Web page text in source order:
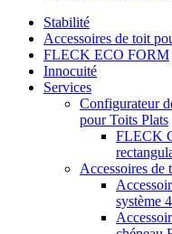
Stabilité
Accessoires de toit
FLECK ECO FORM
Innocuité
Services
Configurateur
pour Toits Plats
FLECK
Accessoires de
système